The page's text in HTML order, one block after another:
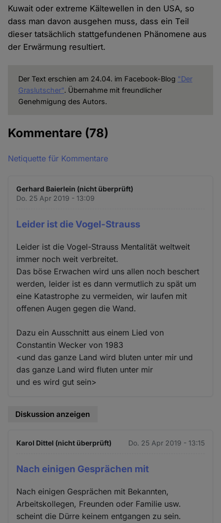
Kuwait oder extreme Kältewellen in den USA, so
dass man davon ausgehen muss, dass ein Teil
dieser tatsächlich stattgefundenen Phänomene aus
der Erwärmung resultiert.
Der Text erschien am 24.04. im Facebook-Blog "Der
Graslutscher". Übernahme mit freundlicher
Genehmigung des Autors.
Kommentare (78)
Netiquette für Kommentare
Gerhard Baierlein (nicht überprüft)
Do. 25 Apr 2019 - 13:09
Leider ist die Vogel-Strauss
Leider ist die Vogel-Strauss Mentalität weltweit
immer noch weit verbreitet.
Das böse Erwachen wird uns allen noch beschert
werden, leider ist es dann vermutlich zu spät um
eine Katastrophe zu vermeiden, wir laufen mit
offenen Augen gegen die Wand.
Dazu ein Ausschnitt aus einem Lied von
Constantin Wecker von 1983
<und das ganze Land wird bluten unter mir und
das ganze Land wird fluten unter mir
und es wird gut sein>
Diskussion anzeigen
Karol Dittel (nicht überprüft) Do. 25 Apr 2019 - 13:15
Nach einigen Gesprächen mit
Nach einigen Gesprächen mit Bekannten,
Arbeitskollegen, Freunden oder Familie usw.
scheint die Dürre keinem entgangen zu sein.